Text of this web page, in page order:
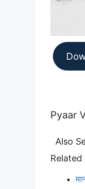
Pyaar
Also
Related